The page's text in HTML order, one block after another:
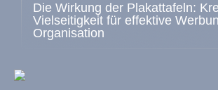
Die Wirkung der Plakattafeln:
Vielseitigkeit für effektive
Organisation